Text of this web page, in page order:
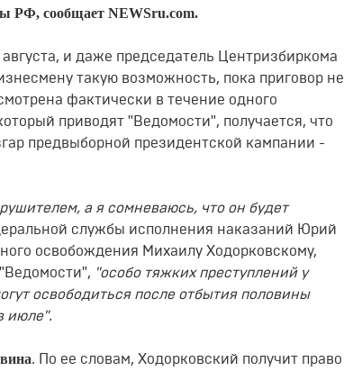
РФ, сообщает NEWSru.com.
и даже председатель Центризбиркома
такую возможность, пока приговор не
фактически в течение одного
приводят "Ведомости", получается, что
предвыборной президентской кампании -
а я сомневаюсь, что он будет
службы исполнения наказаний Юрий
освобождения Михаилу Ходорковскому,
"особо тяжких преступлений у
освободиться после отбытия половины
июле".
. По ее словам, Ходорковский получит право